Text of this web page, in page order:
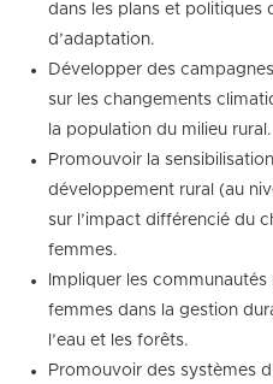
dans les plans et politiques
d’adaptation.
Développer des
sur les changements
la population du milieu rural.
Promouvoir la
développement rural (au
sur l’impact différencié du
femmes.
Impliquer les
femmes dans la gestion
l’eau et les forêts.
Promouvoir des systèmes